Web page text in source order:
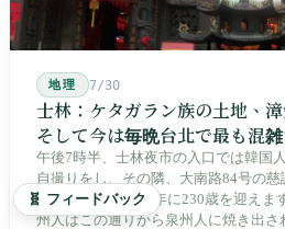
地理 7/30
士林：ケタガラン族の土地、
そして今は毎晩台北で最も混
午後7時半、士林夜市の入口では韓国
自撮りをし、その隣、大南路84号の
ら立ち続け、2026年に230歳を迎えま
州人はこの通りから泉州人に焼き出さ
🧬 フィードバック